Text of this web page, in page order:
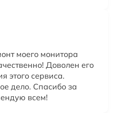
моего монитора
Доволен его
этого сервиса.
дело. Спасибо за
всем!